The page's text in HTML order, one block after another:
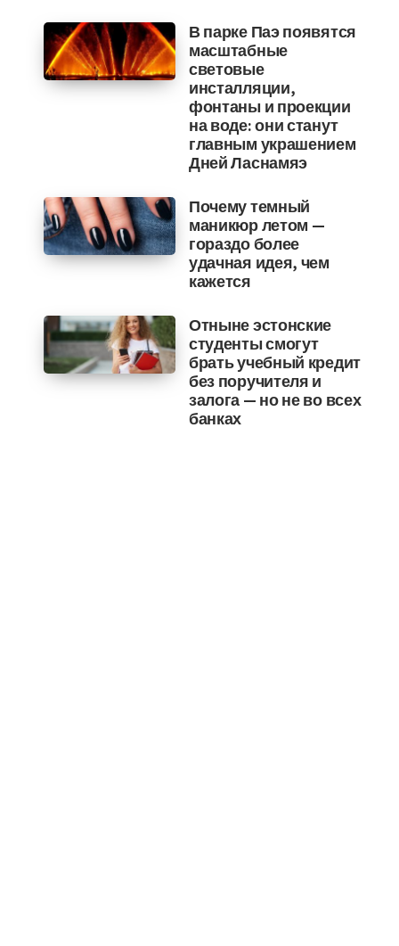
В парке Паэ появятся
масштабные
световые
инсталляции,
фонтаны и проекции
на воде: они станут
главным украшением
Дней Ласнамяэ
Почему темный
маникюр летом —
гораздо более
удачная идея, чем
кажется
Отныне эстонские
студенты смогут
брать учебный кредит
без поручителя и
залога — но не во всех
банках